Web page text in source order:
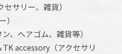
サリー、雑貨）
、ヘアゴム、雑貨等）
accessory（アクセサリ